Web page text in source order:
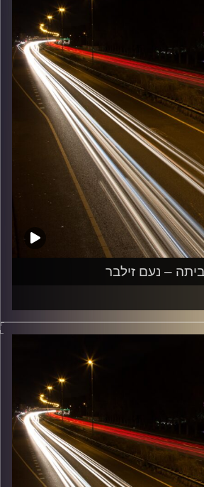
– נעם זילבר
יום עבודה ארוך ותחזיר אותנו
זילבר